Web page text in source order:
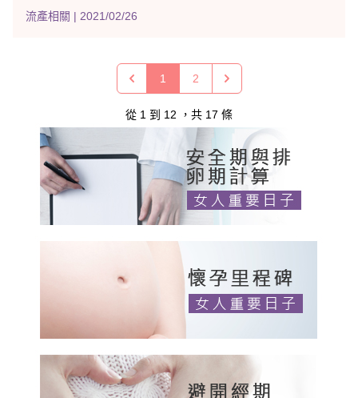
流產相關 | 2021/02/26
1 2
從 1 到 12 ，共 17 條